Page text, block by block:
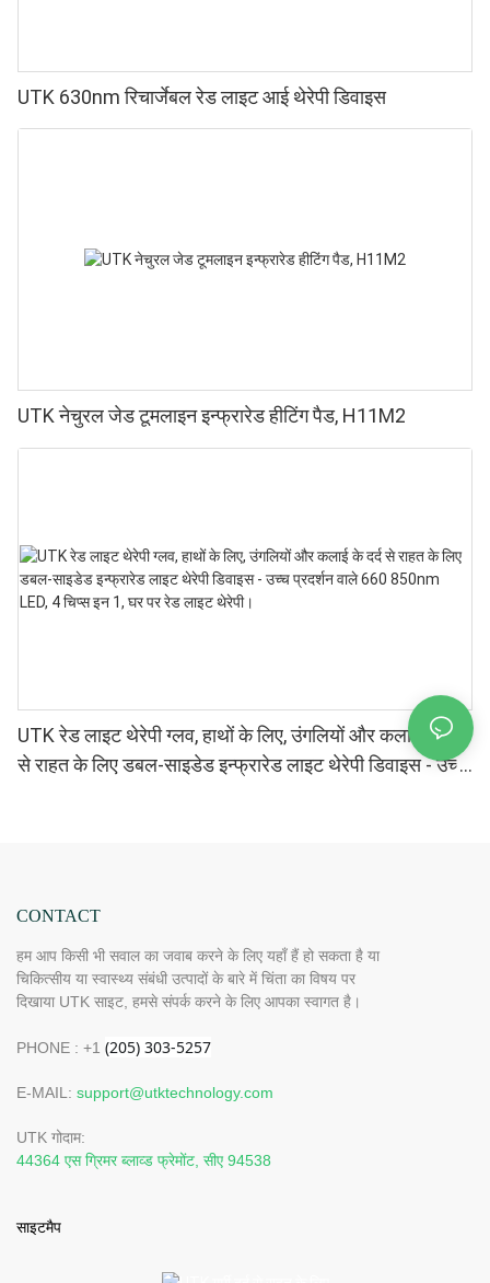
UTK 630nm रिचार्जेबल रेड लाइट आई थेरेपी डिवाइस
UTK नेचुरल जेड टूमलाइन इन्फ्रारेड हीटिंग पैड, H11M2
UTK रेड लाइट थेरेपी ग्लव, हाथों के लिए, उंगलियों और कलाई के दर्द
से राहत के लिए डबल-साइडेड इन्फ्रारेड लाइट थेरेपी डिवाइस - उच्च
CONTACT
हम आप किसी भी सवाल का जवाब करने के लिए यहाँ हैं हो सकता है या
चिकित्सीय या स्वास्थ्य संबंधी उत्पादों के बारे में चिंता का विषय पर
दिखाया UTK साइट, हमसे संपर्क करने के लिए आपका स्वागत है।
PHONE : +1
E-MAIL: support@utktechnology.com
UTK गोदाम:
44364 एस ग्रिमर ब्लाव्ड फ्रेमोंट, सीए 94538
साइटमैप